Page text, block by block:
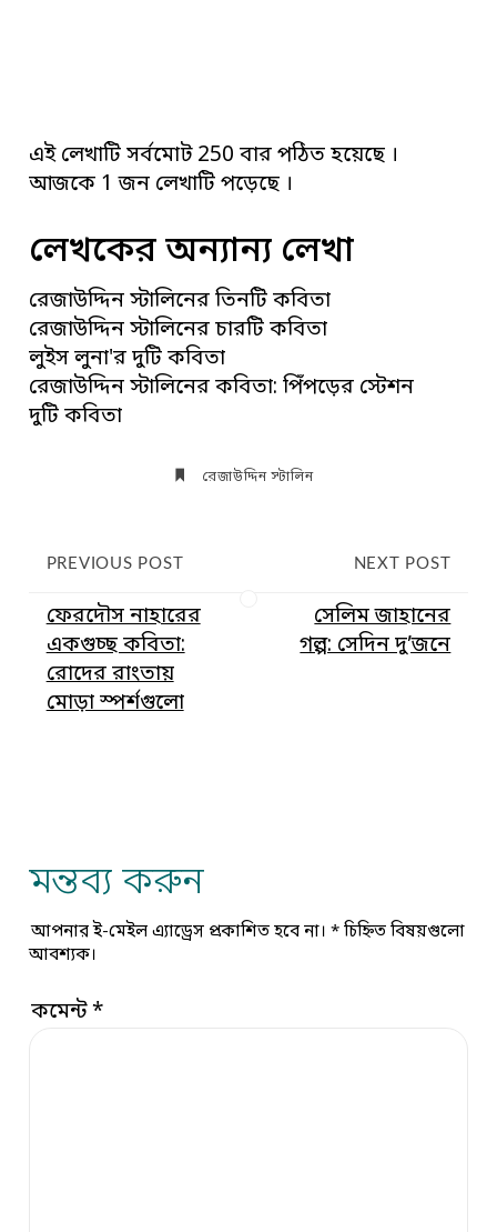
এই লেখাটি সর্বমোট 250 বার পঠিত হয়েছে ।
আজকে 1 জন লেখাটি পড়েছে ।
লেখকের অন্যান্য লেখা
রেজাউদ্দিন স্টালিনের তিনটি কবিতা
রেজাউদ্দিন স্টালিনের চারটি কবিতা
লুইস লুনা'র দুটি কবিতা
রেজাউদ্দিন স্টালিনের কবিতা: পিঁপড়ের স্টেশন
দুটি কবিতা
রেজাউদ্দিন স্টালিন
PREVIOUS POST
ফেরদৌস নাহারের
একগুচ্ছ কবিতা:
রোদের রাংতায়
মোড়া স্পর্শগুলো
NEXT POST
সেলিম জাহানের
গল্প: সেদিন দু’জনে
মন্তব্য করুন
আপনার ই-মেইল এ্যাড্রেস প্রকাশিত হবে না। *চিহ্নিত বিষয়গুলো
আবশ্যক।
কমেন্ট*